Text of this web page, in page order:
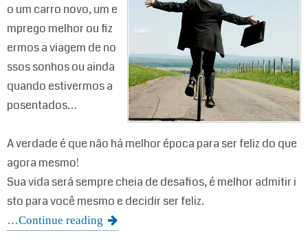
o um carro novo, um e
mprego melhor ou fiz
ermos a viagem de no
ssos sonhos ou ainda
quando estivermos a
posentados…
A verdade é que não há melhor época para ser feliz do que
agora mesmo!
Sua vida será sempre cheia de desafios, é melhor admitir i
sto para você mesmo e decidir ser feliz.
…Continue reading